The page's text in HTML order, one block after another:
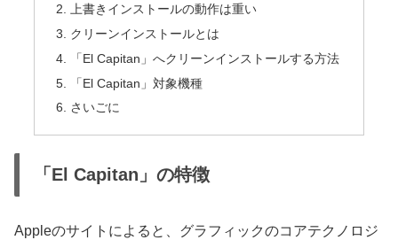
上書きインストールの動作は重い
クリーンインストールとは
「El Capitan」へクリーンインストールする方法
「El Capitan」対象機種
さいごに
「El Capitan‎」の特徴
Appleのサイトによると、グラフィックのコアテクノロジ